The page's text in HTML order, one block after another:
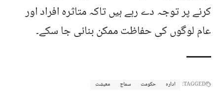
کرنے پر توجہ دے رہے ہیں تاکہ متاثرہ افراد اور
عام لوگوں کی حفاظت ممکن بنائی جا سکے۔
TAGGED: ادارہ حکومت سماج معیشت